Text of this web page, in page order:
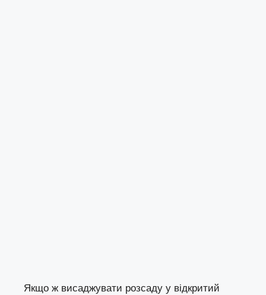
Якщо ж висаджувати розсаду у відкритий